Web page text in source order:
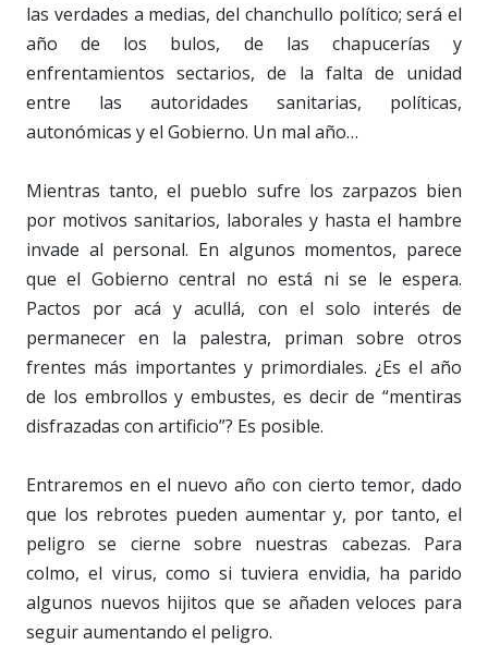
las verdades a medias, del chanchullo político; será el
año de los bulos, de las chapucerías y
enfrentamientos sectarios, de la falta de unidad
entre las autoridades sanitarias, políticas,
autonómicas y el Gobierno. Un mal año…
Mientras tanto, el pueblo sufre los zarpazos bien
por motivos sanitarios, laborales y hasta el hambre
invade al personal. En algunos momentos, parece
que el Gobierno central no está ni se le espera.
Pactos por acá y acullá, con el solo interés de
permanecer en la palestra, priman sobre otros
frentes más importantes y primordiales. ¿Es el año
de los embrollos y embustes, es decir de “mentiras
disfrazadas con artificio”? Es posible.
Entraremos en el nuevo año con cierto temor, dado
que los rebrotes pueden aumentar y, por tanto, el
peligro se cierne sobre nuestras cabezas. Para
colmo, el virus, como si tuviera envidia, ha parido
algunos nuevos hijitos que se añaden veloces para
seguir aumentando el peligro.